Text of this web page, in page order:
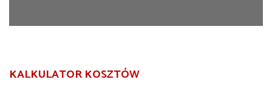
KALKULATOR KOSZTÓW